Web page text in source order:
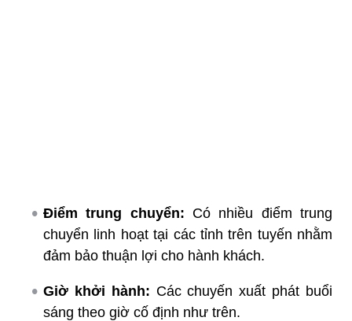
Điểm trung chuyển: Có nhiều điểm trung
chuyển linh hoạt tại các tỉnh trên tuyến nhằm
đảm bảo thuận lợi cho hành khách.
Giờ khởi hành: Các chuyến xuất phát buổi
sáng theo giờ cố định như trên.